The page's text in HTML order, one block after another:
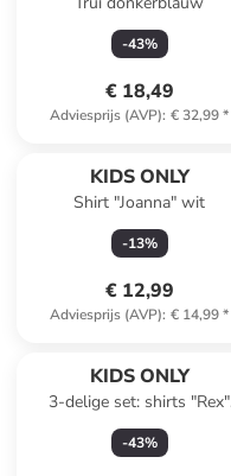
-43%
€ 18,49
Adviesprijs (AVP): € 32,99*
KIDS ONLY
Shirt "Joanna" wit
-13%
€ 12,99
Adviesprijs (AVP): € 14,99*
KIDS ONLY
3-delige set: shirts "Rex"
wit/zwart
-43%